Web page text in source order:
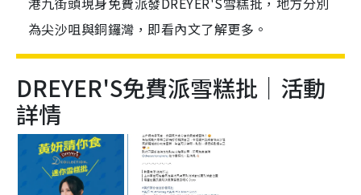
為尖沙咀與銅鑼灣，即看內文了解更多。
DREYER'S免費派雪糕批｜活動
詳情